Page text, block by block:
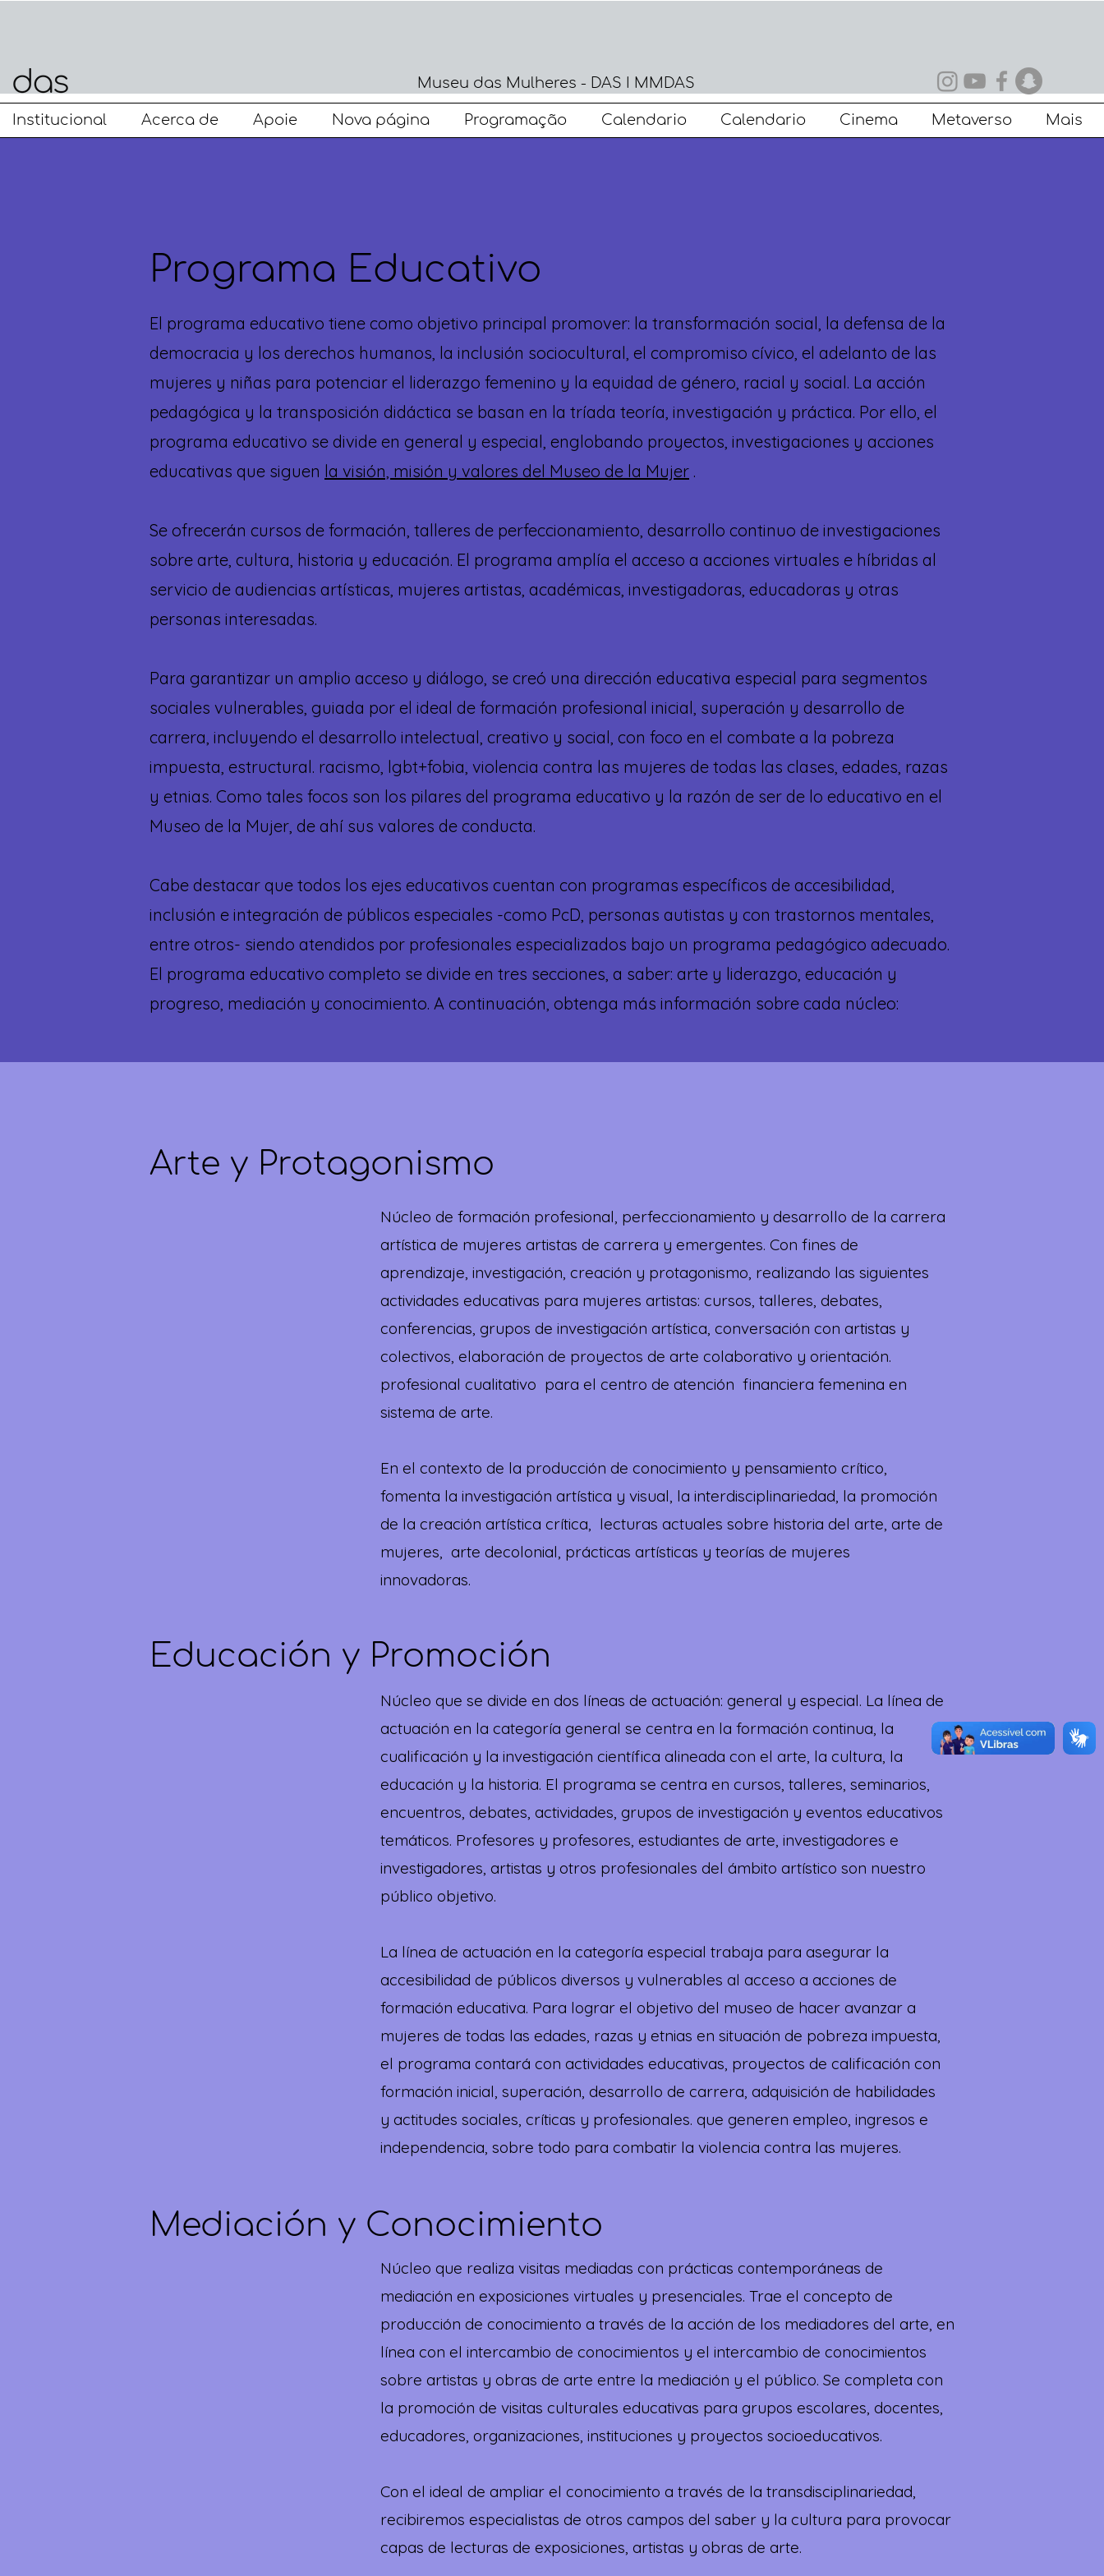
Museu das Mulheres - DAS I MMDAS
Institucional Acerca de Apoie Nova página Programação Calendario Calendario Cinema Metaverso Mais
Programa Educativo
El programa educativo tiene como objetivo principal promover: la transformación social, la defensa de la
democracia y los derechos humanos, la inclusión sociocultural, el compromiso cívico, el adelanto de las
mujeres y niñas para potenciar el liderazgo femenino y la equidad de género, racial y social. La acción
pedagógica y la transposición didáctica se basan en la tríada teoría, investigación y práctica. Por ello, el
programa educativo se divide en general y especial, englobando proyectos, investigaciones y acciones
educativas que siguen la visión, misión y valores del Museo de la Mujer .
Se ofrecerán cursos de formación, talleres de perfeccionamiento, desarrollo continuo de investigaciones
sobre arte, cultura, historia y educación. El programa amplía el acceso a acciones virtuales e híbridas al
servicio de audiencias artísticas, mujeres artistas, académicas, investigadoras, educadoras y otras
personas interesadas.
Para garantizar un amplio acceso y diálogo, se creó una dirección educativa especial para segmentos
sociales vulnerables, guiada por el ideal de formación profesional inicial, superación y desarrollo de
carrera, incluyendo el desarrollo intelectual, creativo y social, con foco en el combate a la pobreza
impuesta, estructural. racismo, lgbt+fobia, violencia contra las mujeres de todas las clases, edades, razas
y etnias. Como tales focos son los pilares del programa educativo y la razón de ser de lo educativo en el
Museo de la Mujer, de ahí sus valores de conducta.
Cabe destacar que todos los ejes educativos cuentan con programas específicos de accesibilidad,
inclusión e integración de públicos especiales -como PcD, personas autistas y con trastornos mentales,
entre otros- siendo atendidos por profesionales especializados bajo un programa pedagógico adecuado.
El programa educativo completo se divide en tres secciones, a saber: arte y liderazgo, educación y
progreso, mediación y conocimiento. A continuación, obtenga más información sobre cada núcleo:
Arte y Protagonismo
Núcleo de formación profesional, perfeccionamiento y desarrollo de la carrera
artística de mujeres artistas de carrera y emergentes. Con fines de
aprendizaje, investigación, creación y protagonismo, realizando las siguientes
actividades educativas para mujeres artistas: cursos, talleres, debates,
conferencias, grupos de investigación artística, conversación con artistas y
colectivos, elaboración de proyectos de arte colaborativo y orientación.
profesional cualitativo para el centro de atención financiera femenina en
sistema de arte.
En el contexto de la producción de conocimiento y pensamiento crítico,
fomenta la investigación artística y visual, la interdisciplinariedad, la promoción
de la creación artística crítica, lecturas actuales sobre historia del arte, arte de
mujeres, arte decolonial, prácticas artísticas y teorías de mujeres
innovadoras.
Educación y Promoción
Núcleo que se divide en dos líneas de actuación: general y especial. La línea de
actuación en la categoría general se centra en la formación continua, la
cualificación y la investigación científica alineada con el arte, la cultura, la
educación y la historia. El programa se centra en cursos, talleres, seminarios,
encuentros, debates, actividades, grupos de investigación y eventos educativos
temáticos. Profesores y profesores, estudiantes de arte, investigadores e
investigadores, artistas y otros profesionales del ámbito artístico son nuestro
público objetivo.
La línea de actuación en la categoría especial trabaja para asegurar la
accesibilidad de públicos diversos y vulnerables al acceso a acciones de
formación educativa. Para lograr el objetivo del museo de hacer avanzar a
mujeres de todas las edades, razas y etnias en situación de pobreza impuesta,
el programa contará con actividades educativas, proyectos de calificación con
formación inicial, superación, desarrollo de carrera, adquisición de habilidades
y actitudes sociales, críticas y profesionales. que generen empleo, ingresos e
independencia, sobre todo para combatir la violencia contra las mujeres.
Mediación y Conocimiento
Núcleo que realiza visitas mediadas con prácticas contemporáneas de
mediación en exposiciones virtuales y presenciales. Trae el concepto de
producción de conocimiento a través de la acción de los mediadores del arte, en
línea con el intercambio de conocimientos y el intercambio de conocimientos
sobre artistas y obras de arte entre la mediación y el público. Se completa con
la promoción de visitas culturales educativas para grupos escolares, docentes,
educadores, organizaciones, instituciones y proyectos socioeducativos.
Con el ideal de ampliar el conocimiento a través de la transdisciplinariedad,
recibiremos especialistas de otros campos del saber y la cultura para provocar
capas de lecturas de exposiciones, artistas y obras de arte.